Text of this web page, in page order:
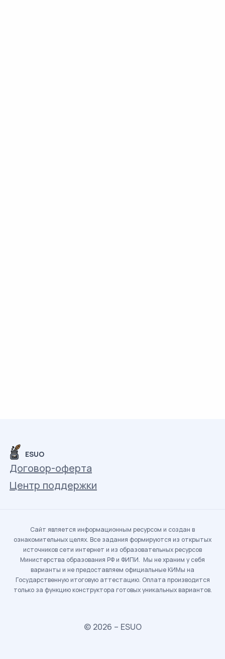
ESUO
Договор-оферта
Центр поддержки
Сайт является информационным ресурсом и создан в
ознакомительных целях. Все задания формируются из открытых
источников сети интернет и из образовательных ресурсов
Министерства образования РФ и ФИПИ. Мы не храним у себя
варианты и не предоставляем официальные КИМы на
Государственную итоговую аттестацию. Оплата производится
только за функцию конструктора готовых уникальных вариантов.
© 2026 – ESUO